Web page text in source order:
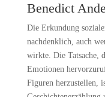
Benedict
Die Erkundung
nachdenklich, auch
wirkte. Die Tatsache,
Emotionen
Figuren herzustellen,